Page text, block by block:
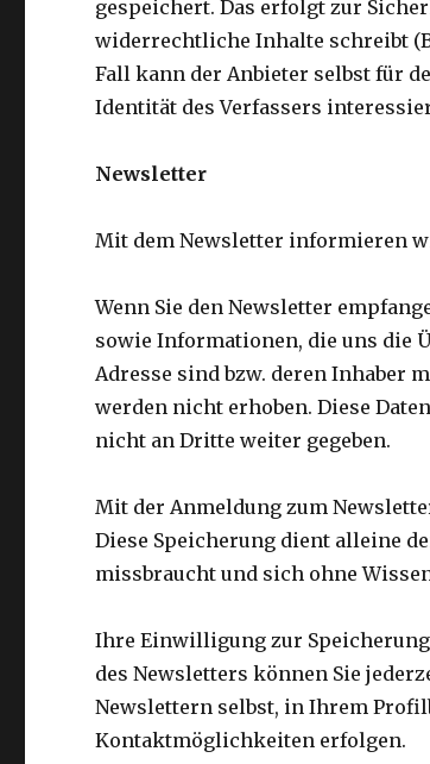
gespeichert. Das erfolgt zur
widerrechtliche Inhalte schreibt
Fall kann der Anbieter selbst für
Identität des Verfassers
Newsletter
Mit dem Newsletter informieren
Wenn Sie den Newsletter
sowie Informationen, die uns die
Adresse sind bzw. deren Inhaber
werden nicht erhoben. Diese
nicht an Dritte weiter gegeben.
Mit der Anmeldung zum
Diese Speicherung dient alleine
missbraucht und sich ohne
Ihre Einwilligung zur Speicherung
des Newsletters können Sie
Newslettern selbst, in Ihrem
Kontaktmöglichkeiten erfolgen.